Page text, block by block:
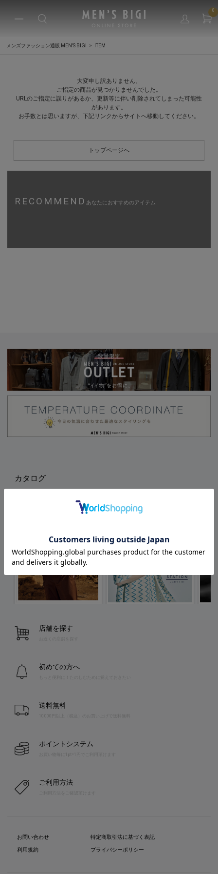
0
メンズファッション通販 MEN'S BIGI ITEM
大変申し訳ありません。
ご指定の商品が見つかりませんでした。
URLのご指定に誤りがあるか、更新等に伴い削除されてしまった可能性
があります。
お手数とは思いますが、下記リンクからサイトへ移動してください。
トップページへ
RECOMMEND あなたにおすすめのアイテム
カタログ
店舗を探す
お近くの店舗を探す
初めての方へ
送料無料
10,000円以上（税込）のお買い上げで送料無料
ポイントシステム
お買い物毎に1pt=1円でご利用頂けます
ご利用方法
お問い合わせ
利用規約
特定商取引法に基づく表記
プライバシーポリシー